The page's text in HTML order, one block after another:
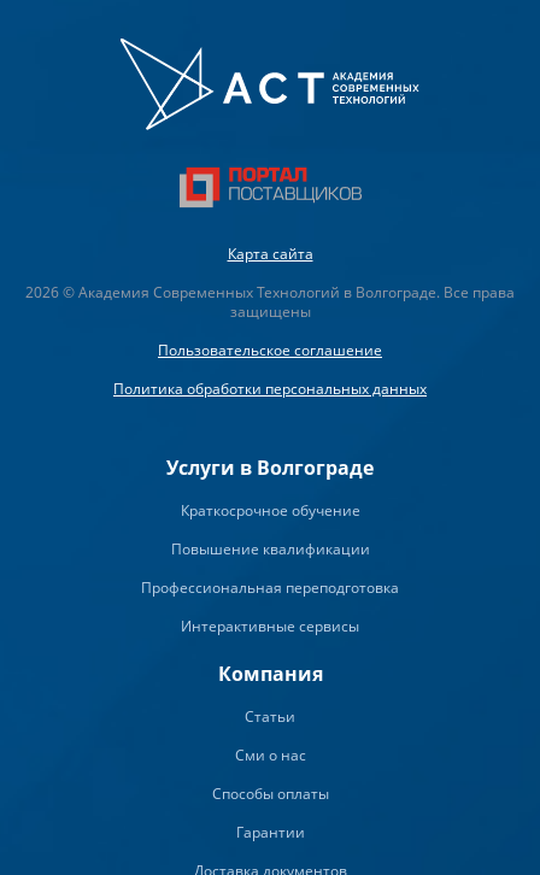
Карта сайта
2026 © Академия Современных Технологий в Волгограде. Все права
защищены
Пользовательское соглашение
Политика обработки персональных данных
Услуги в Волгограде
Краткосрочное обучение
Повышение квалификации
Профессиональная переподготовка
Интерактивные сервисы
Компания
Статьи
Сми о нас
Способы оплаты
Гарантии